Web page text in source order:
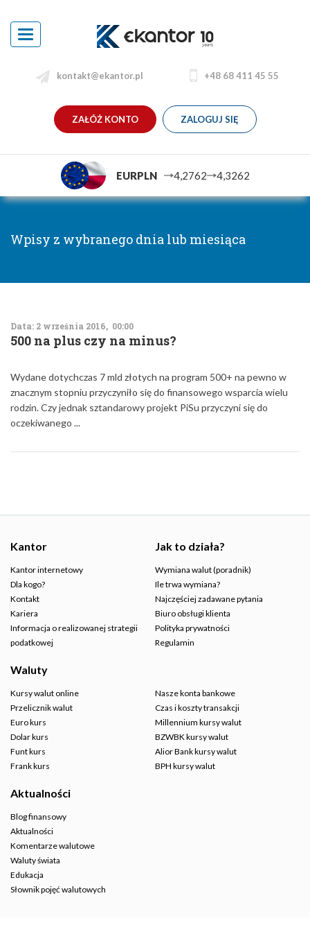
Toggle
navigation
kontakt@ekantor.pl +48 68 411 45 55
ZAŁÓŻ KONTO ZALOGUJ SIĘ
EURPLN 4,2762 4,3262
Wpisy z wybranego dnia lub miesiąca
Data: 2 września 2016, 00:00
500 na plus czy na minus?
Wydane dotychczas 7 mld złotych na program 500+ na pewno w
znacznym stopniu przyczyniło się do finansowego wsparcia wielu
rodzin. Czy jednak sztandarowy projekt PiSu przyczyni się do
oczekiwanego ...
Kantor
Kantor internetowy
Dla kogo?
Kontakt
Kariera
Informacja o realizowanej strategii
podatkowej
Jak to działa?
Wymiana walut (poradnik)
Ile trwa wymiana?
Najczęściej zadawane pytania
Biuro obsługi klienta
Polityka prywatności
Regulamin
Waluty
Kursy walut online
Przelicznik walut
Euro kurs
Dolar kurs
Funt kurs
Frank kurs
Nasze konta bankowe
Czas i koszty transakcji
Millennium kursy walut
BZWBK kursy walut
Alior Bank kursy walut
BPH kursy walut
Aktualności
Blog finansowy
Aktualności
Komentarze walutowe
Waluty świata
Edukacja
Słownik pojęć walutowych